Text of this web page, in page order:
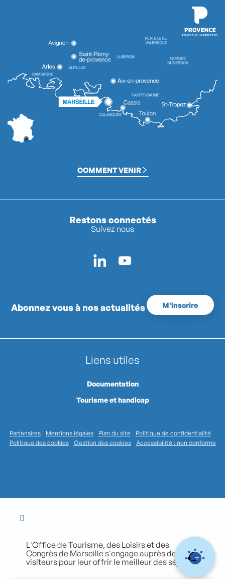
COMMENT VENIR
Restons connectés
Suivez nous
Abonnez vous à nos actualités M'inscrire
Liens utiles
Documentation
Tourisme et handicap
Partenaires Mentions légales Plan du site
Politique de confidentialité
Politique des cookies
Gestion des cookies Accessibilité : non conforme
L'Office de Tourisme, des Loisirs et des
Congrès de Marseille s'engage auprès de ses
visiteurs pour leur offrir le meilleur des séjours.